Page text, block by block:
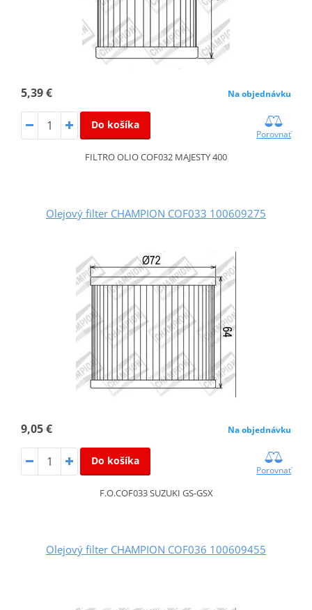
5,39 € Na objednávku
Do košíka
Porovnať
FILTRO OLIO COF032 MAJESTY 400
Olejový filter CHAMPION COF033 100609275
9,05 € Na objednávku
Do košíka
Porovnať
F.O.COF033 SUZUKI GS-GSX
Olejový filter CHAMPION COF036 100609455